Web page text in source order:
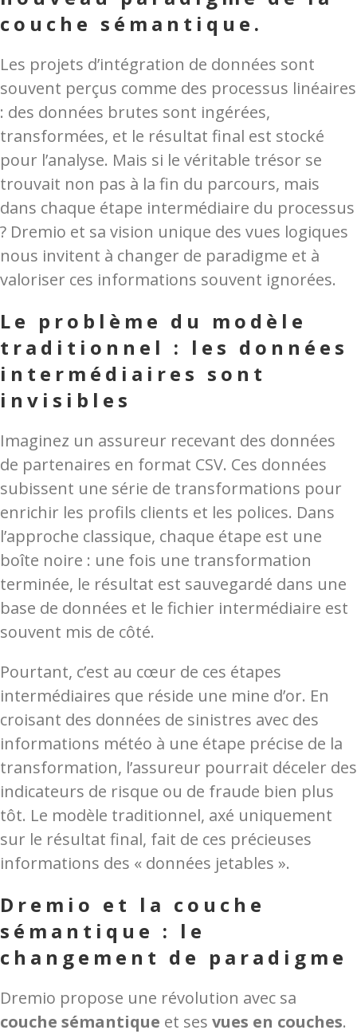
couche sémantique.
Les projets d’intégration de données sont
souvent perçus comme des processus linéaires
: des données brutes sont ingérées,
transformées, et le résultat final est stocké
pour l’analyse. Mais si le véritable trésor se
trouvait non pas à la fin du parcours, mais
dans chaque étape intermédiaire du processus
? Dremio et sa vision unique des vues logiques
nous invitent à changer de paradigme et à
valoriser ces informations souvent ignorées.
Le problème du modèle
traditionnel : les données
intermédiaires sont
invisibles
Imaginez un assureur recevant des données
de partenaires en format CSV. Ces données
subissent une série de transformations pour
enrichir les profils clients et les polices. Dans
l’approche classique, chaque étape est une
boîte noire : une fois une transformation
terminée, le résultat est sauvegardé dans une
base de données et le fichier intermédiaire est
souvent mis de côté.
Pourtant, c’est au cœur de ces étapes
intermédiaires que réside une mine d’or. En
croisant des données de sinistres avec des
informations météo à une étape précise de la
transformation, l’assureur pourrait déceler des
indicateurs de risque ou de fraude bien plus
tôt. Le modèle traditionnel, axé uniquement
sur le résultat final, fait de ces précieuses
informations des « données jetables ».
Dremio et la couche
sémantique : le
changement de paradigme
Dremio propose une révolution avec sa
couche sémantique et ses vues en couches.